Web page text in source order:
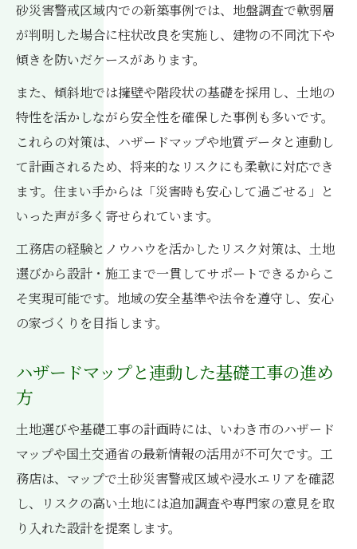
砂災害警戒区域内での新築事例では、地盤調査で軟弱層
が判明した場合に柱状改良を実施し、建物の不同沈下や
傾きを防いだケースがあります。
また、傾斜地では擁壁や階段状の基礎を採用し、土地の
特性を活かしながら安全性を確保した事例も多いです。
これらの対策は、ハザードマップや地質データと連動し
て計画されるため、将来的なリスクにも柔軟に対応でき
ます。住まい手からは「災害時も安心して過ごせる」と
いった声が多く寄せられています。
工務店の経験とノウハウを活かしたリスク対策は、土地
選びから設計・施工まで一貫してサポートできるからこ
そ実現可能です。地域の安全基準や法令を遵守し、安心
の家づくりを目指します。
ハザードマップと連動した基礎工事の進め
方
土地選びや基礎工事の計画時には、いわき市のハザード
マップや国土交通省の最新情報の活用が不可欠です。工
務店は、マップで土砂災害警戒区域や浸水エリアを確認
し、リスクの高い土地には追加調査や専門家の意見を取
り入れた設計を提案します。